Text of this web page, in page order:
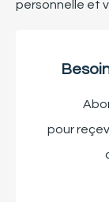
personnelle et
pour